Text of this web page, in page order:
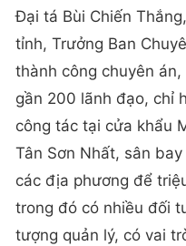
Đại tá Bùi Chiến
tỉnh, Trưởng Ban
thành công chuyên
gần 200 lãnh đạo, chỉ
công tác tại cửa khẩu
Tân Sơn Nhất, sân
các địa phương để
trong đó có nhiều đối
tượng quản lý, có vai